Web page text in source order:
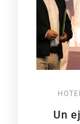
HOTEL
Un